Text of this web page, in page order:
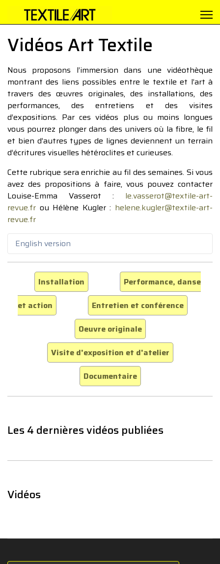
Vidéos Art Textile
Nous proposons l’immersion dans une vidéothèque
montrant des liens possibles entre le textile et l’art à
travers des œuvres originales, des installations, des
performances, des entretiens et des visites
d’expositions. Par ces vidéos plus ou moins longues
vous pourrez plonger dans des univers où la fibre, le fil
et bien d’autres types de lignes deviennent un terrain
d’écritures visuelles hétéroclites et curieuses.
Cette rubrique sera enrichie au fil des semaines. Si vous
avez des propositions à faire, vous pouvez contacter
Louise-Emma Vasserot : le.vasserot@textile-art-
revue.fr ou Hélène Kugler : helene.kugler@textile-art-
revue.fr
English version
Installation
Performance, danse
et action
Entretien et conférence
Oeuvre originale
Visite d'exposition et d'atelier
Documentaire
Les 4 dernières vidéos publiées
Vidéos